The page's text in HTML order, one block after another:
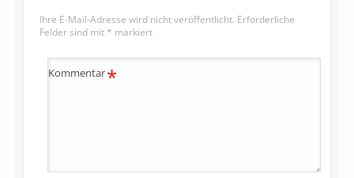
Ihre E-Mail-Adresse wird nicht veröffentlicht. Erforderliche
Felder sind mit * markiert
Kommentar*